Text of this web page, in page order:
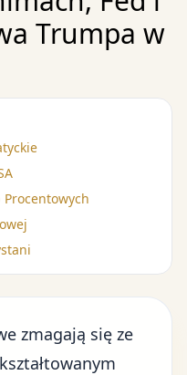
Trumpa w
Procentowych
zmagają się ze